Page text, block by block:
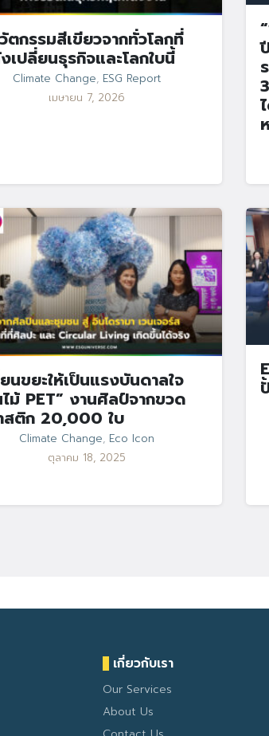
ตกรรมสีเขียวจากทั่วโลกที่
เปลี่ยนธุรกิจและโลกใบนี้
Climate Change, ESG Report
เมษายน 7, 2026
นขยะให้เป็นแรงบันดาลใจ
ม้ PET” งานศิลป์จากขวด
สติก 20,000 ใบ
Climate Change, Eco Icon
ตุลาคม 18, 2025
เกี่ยวกับเรา
Our Services
About Us